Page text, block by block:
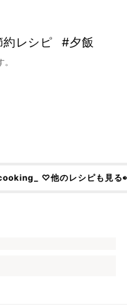
約レシピ #夕飯
♡他のレシピも見る